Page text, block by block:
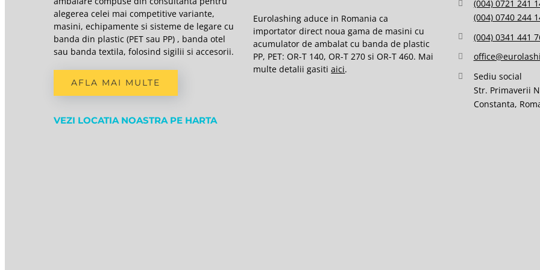
alegerea celei mai competitive variante,
masini, echipamente si sisteme de legare cu
banda din plastic (PET sau PP) , banda otel
sau banda textila, folosind sigilii si accesorii.
AFLA MAI MULTE
Eurolashing aduce in Romania ca
importator direct noua gama de masini cu
acumulator de ambalat cu banda de plastic
PP, PET: OR-T 140, OR-T 270 si OR-T 460. Mai
multe detalii gasitiaici.
(004) 0721 241
(004) 0740 244
(004) 0341 441
Sediu social
Str. Primaverii
Constanta,
VEZI LOCATIA NOASTRA PE HARTA